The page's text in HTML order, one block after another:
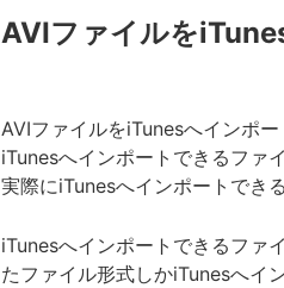
AVIファイルを
AVIファイルをiTunesへインポ
iTunesへインポートできるファ
実際にiTunesへインポートでき
iTunesへインポートできるファ
たファイル形式しかiTunesへイ